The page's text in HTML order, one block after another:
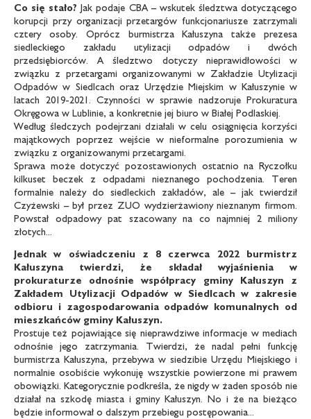
Co się stało? Jak podaje CBA – wskutek śledztwa dotyczącego
korupcji przy organizacji przetargów funkcjonariusze zatrzymali
cztery osoby. Oprócz burmistrza Kałuszyna także prezesa
siedleckiego zakładu utylizacji odpadów i dwóch
przedsiębiorców. A śledztwo dotyczy nieprawidłowości w
związku z przetargami organizowanymi w Zakładzie Utylizacji
Odpadów w Siedlcach oraz Urzędzie Miejskim w Kałuszynie w
latach 2019-2021. Czynności w sprawie nadzoruje Prokuratura
Okręgowa w Lublinie, a konkretnie jej biuro w Białej Podlaskiej.
Według śledczych podejrzani działali w celu osiągnięcia korzyści
majątkowych poprzez wejście w nieformalne porozumienia w
związku z organizowanymi przetargami.
Sprawa może dotyczyć pozostawionych ostatnio na Ryczołku
kilkuset beczek z odpadami nieznanego pochodzenia. Teren
formalnie należy do siedleckich zakładów, ale – jak twierdził
Czyżewski – był przez ZUO wydzierżawiony nieznanym firmom.
Powstał odpadowy pat szacowany na co najmniej 2 miliony
złotych...
Jednak w oświadczeniu z 8 czerwca 2022 burmistrz
Kałuszyna twierdzi, że składał wyjaśnienia w
prokuraturze odnośnie współpracy gminy Kałuszyn z
Zakładem Utylizacji Odpadów w Siedlcach w zakresie
odbioru i zagospodarowania odpadów komunalnych od
mieszkańców gminy Kałuszyn.
Prostuje też pojawiające się nieprawdziwe informacje w mediach
odnośnie jego zatrzymania. Twierdzi, że nadal pełni funkcję
burmistrza Kałuszyna, przebywa w siedzibie Urzędu Miejskiego i
normalnie osobiście wykonuję wszystkie powierzone mi prawem
obowiązki. Kategorycznie podkreśla, że nigdy w żaden sposób nie
działał na szkodę miasta i gminy Kałuszyn. No i że na bieżąco
będzie informował o dalszym przebiegu postępowania...